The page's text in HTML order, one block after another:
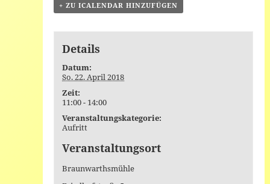
+ ZU ICALENDAR HINZUFÜGEN
Details
Datum:
So. 22. April 2018
Zeit:
11:00 - 14:00
Veranstaltungskategorie:
Aufritt
Veranstaltungsort
Braunwarthsmühle